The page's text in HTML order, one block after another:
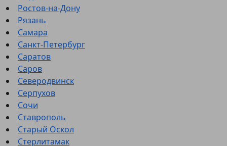
Ростов-на-Дону
Рязань
Самара
Санкт-Петербург
Саратов
Саров
Северодвинск
Серпухов
Сочи
Ставрополь
Старый Оскол
Стерлитамак